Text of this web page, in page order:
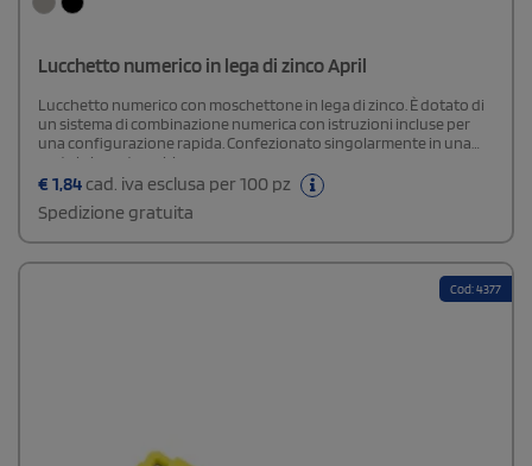
Lucchetto numerico in lega di zinco April
Lucchetto numerico con moschettone in lega di zinco. È dotato di
un sistema di combinazione numerica con istruzioni incluse per
una configurazione rapida. Confezionato singolarmente in una
scatola in cartone bianca.
€ 1,84 cad. iva esclusa per 100 pz
Spedizione gratuita
Cod: 4377